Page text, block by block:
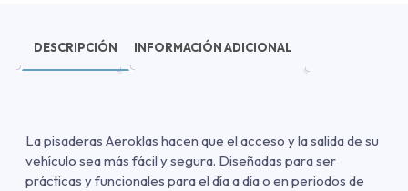
DESCRIPCIÓN INFORMACIÓN ADICIONAL
La pisaderas Aeroklas hacen que el acceso y la salida de su
vehículo sea más fácil y segura. Diseñadas para ser
prácticas y funcionales para el día a día o en periodos de